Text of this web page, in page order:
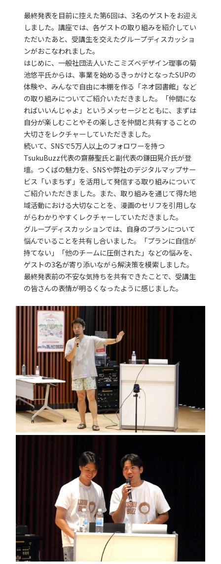
最終発表を目前に控えた第6回は、3名のゲストをお迎え
しました。講座では、各ゲストの取り組みを紹介してい
ただいたあと、受講生を交えたグループディスカッショ
ンがおこなわれました。
はじめに、一般社団法人いたこミズベデザイン理事の菊
池悠平氏からは、事業を始めるきっかけとなったSUPの
体験や、みんなで自由に本棚を作る「ネオ図書館」など
の取り組みについてご紹介いただきました。「仲間にな
ればいいんじゃよ」というメッセージとともに、まずは
自分が楽しむことやその楽しさを仲間と共有することの
大切さをレクチャーしていただきました。
続いて、SNSで5万人以上のフォロワーを持つ
TsukuBuzz代表の齋藤聖氏と副代表の鎌田晃介氏が登
壇。つくばの魅力を、SNSや弊社のデジタルマップサー
ビス「いまちず」を活用して発信する取り組みについて
ご紹介いただきました。また、取り組みを通じて得た地
域活動における大切なことを、漫画のセリフを引用しな
がらわかりやすくレクチャーしていただきました。
グループディスカッションでは、自身のプランについて
悩んでいることを共有し合いました。「プランに自信が
持てない」「他のチームに圧倒された」などの悩みを、
ゲストの3名が寄り添いながら解決策を模索しました。
最終発表前の不安な気持ちを共有できたことで、受講生
の皆さんの表情が明るくなったように感じました。